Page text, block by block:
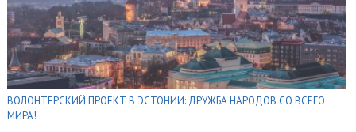
ВОЛОНТЕРСКИЙ ПРОЕКТ В ЭСТОНИИ: ДРУЖБА НАРОДОВ СО ВСЕГО
МИРА!